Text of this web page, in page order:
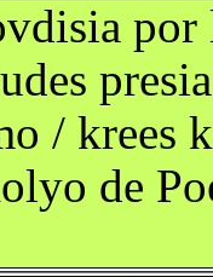
por
/ krees
de